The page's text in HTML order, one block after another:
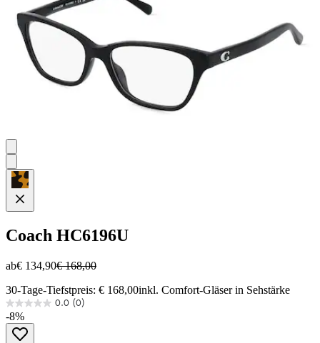
Coach HC6196U
ab€ 134,90€ 168,00
30-Tage-Tiefstpreis: € 168,00inkl. Comfort-Gläser in Sehstärke
0.0 (0)
0.0
von
-8%